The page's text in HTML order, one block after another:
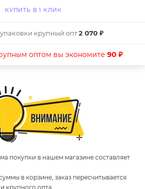
КУПИТЬ В 1 КЛИК
крупный опт2 070 ₽
оптом вы экономите 90 ₽
покупки в нашем магазине составляет
в корзине, заказ пересчитывается
крупного опта.